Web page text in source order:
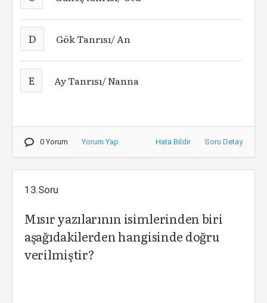
D Gök Tanrısı/ An
E Ay Tanrısı/ Nanna
0 Yorum Yorum Yap Hata Bildir Soru Detay
13.Soru
Mısır yazılarının isimlerinden biri
aşağıdakilerden hangisinde doğru
verilmiştir?